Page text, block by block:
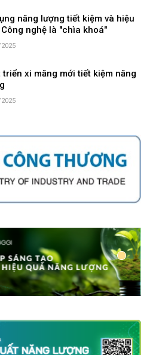
năng lượng tiết kiệm và hiệu
Công nghệ là "chìa khoá"
triển xi măng mới tiết kiệm năng